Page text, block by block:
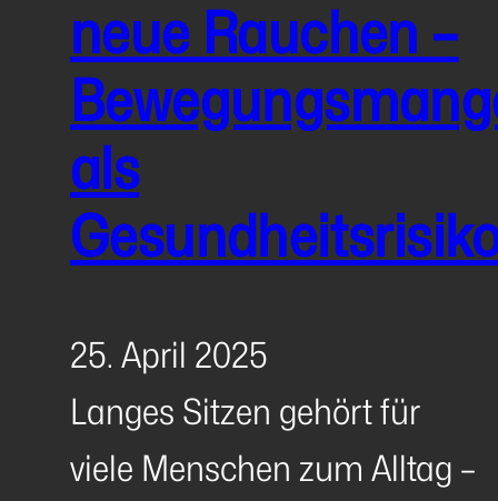
neue Rauchen –
als
25. April 2025
Langes Sitzen gehört für
viele Menschen zum Alltag –